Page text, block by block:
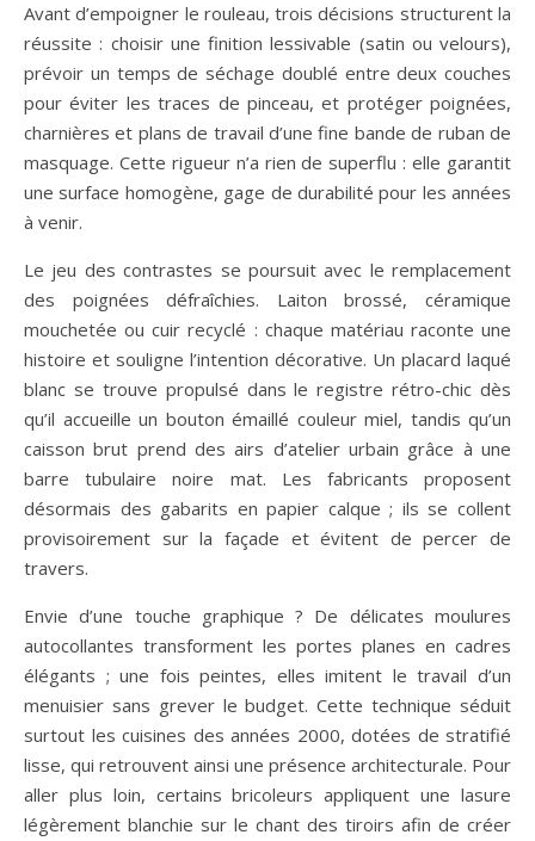
Avant d’empoigner le rouleau, trois décisions structurent la
réussite : choisir une finition lessivable (satin ou velours),
prévoir un temps de séchage doublé entre deux couches
pour éviter les traces de pinceau, et protéger poignées,
charnières et plans de travail d’une fine bande de ruban de
masquage. Cette rigueur n’a rien de superflu : elle garantit
une surface homogène, gage de durabilité pour les années
à venir.
Le jeu des contrastes se poursuit avec le remplacement
des poignées défraîchies. Laiton brossé, céramique
mouchetée ou cuir recyclé : chaque matériau raconte une
histoire et souligne l’intention décorative. Un placard laqué
blanc se trouve propulsé dans le registre rétro-chic dès
qu’il accueille un bouton émaillé couleur miel, tandis qu’un
caisson brut prend des airs d’atelier urbain grâce à une
barre tubulaire noire mat. Les fabricants proposent
désormais des gabarits en papier calque ; ils se collent
provisoirement sur la façade et évitent de percer de
travers.
Envie d’une touche graphique ? De délicates moulures
autocollantes transforment les portes planes en cadres
élégants ; une fois peintes, elles imitent le travail d’un
menuisier sans grever le budget. Cette technique séduit
surtout les cuisines des années 2000, dotées de stratifié
lisse, qui retrouvent ainsi une présence architecturale. Pour
aller plus loin, certains bricoleurs appliquent une lasure
légèrement blanchie sur le chant des tiroirs afin de créer